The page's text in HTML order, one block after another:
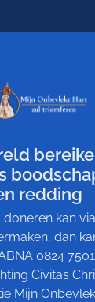
redding
doneren kan via
dan
0824
Civitas
Mijn